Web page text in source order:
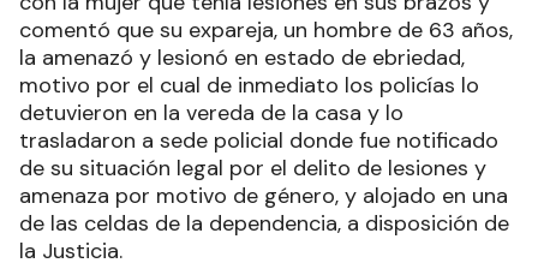
comentó que su expareja, un hombre de 63 años,
la amenazó y lesionó en estado de ebriedad,
motivo por el cual de inmediato los policías lo
detuvieron en la vereda de la casa y lo
trasladaron a sede policial donde fue notificado
de su situación legal por el delito de lesiones y
amenaza por motivo de género, y alojado en una
de las celdas de la dependencia, a disposición de
la Justicia.